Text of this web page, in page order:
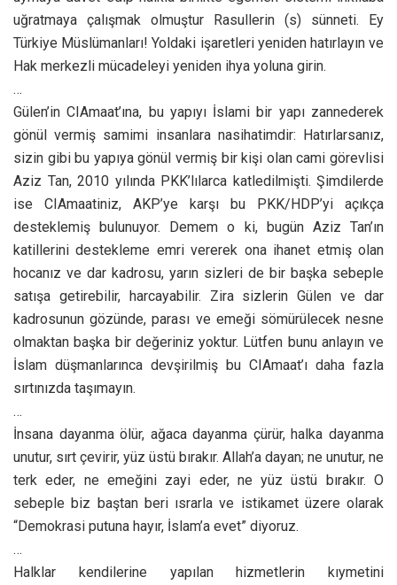
uğratmaya çalışmak olmuştur Rasullerin (s) sünneti. Ey
Türkiye Müslümanları! Yoldaki işaretleri yeniden hatırlayın ve
Hak merkezli mücadeleyi yeniden ihya yoluna girin.
…
Gülen’in CIAmaat’ına, bu yapıyı İslami bir yapı zannederek
gönül vermiş samimi insanlara nasihatimdir: Hatırlarsanız,
sizin gibi bu yapıya gönül vermiş bir kişi olan cami görevlisi
Aziz Tan, 2010 yılında PKK’lılarca katledilmişti. Şimdilerde
ise CIAmaatiniz, AKP’ye karşı bu PKK/HDP’yi açıkça
desteklemiş bulunuyor. Demem o ki, bugün Aziz Tan’ın
katillerini destekleme emri vererek ona ihanet etmiş olan
hocanız ve dar kadrosu, yarın sizleri de bir başka sebeple
satışa getirebilir, harcayabilir. Zira sizlerin Gülen ve dar
kadrosunun gözünde, parası ve emeği sömürülecek nesne
olmaktan başka bir değeriniz yoktur. Lütfen bunu anlayın ve
İslam düşmanlarınca devşirilmiş bu CIAmaat’ı daha fazla
sırtınızda taşımayın.
…
İnsana dayanma ölür, ağaca dayanma çürür, halka dayanma
unutur, sırt çevirir, yüz üstü bırakır. Allah’a dayan; ne unutur, ne
terk eder, ne emeğini zayi eder, ne yüz üstü bırakır. O
sebeple biz baştan beri ısrarla ve istikamet üzere olarak
“Demokrasi putuna hayır, İslam’a evet” diyoruz.
…
Halklar kendilerine yapılan hizmetlerin kıymetini